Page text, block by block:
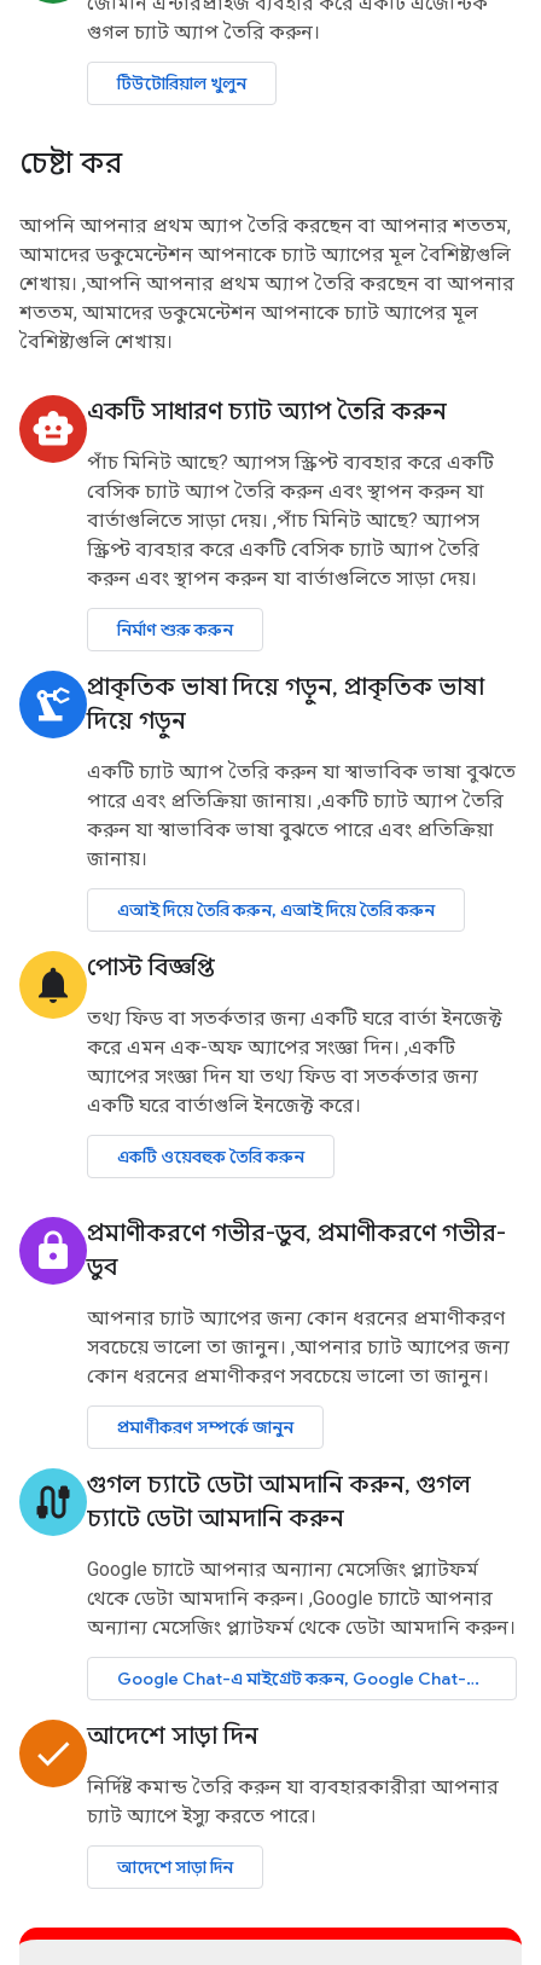
গুগল চ্যাট অ্যাপ তৈরি করুন।
টিউটোরিয়াল খুলুন
চেষ্টা কর
আপনি আপনার প্রথম অ্যাপ তৈরি করছেন বা আপনার শততম,
আমাদের ডকুমেন্টেশন আপনাকে চ্যাট অ্যাপের মূল বৈশিষ্ট্যগুলি
শেখায়। ,আপনি আপনার প্রথম অ্যাপ তৈরি করছেন বা আপনার
শততম, আমাদের ডকুমেন্টেশন আপনাকে চ্যাট অ্যাপের মূল
বৈশিষ্ট্যগুলি শেখায়।
smart_toy একটি সাধারণ চ্যাট অ্যাপ তৈরি করুন
পাঁচ মিনিট আছে? অ্যাপস স্ক্রিপ্ট ব্যবহার করে একটি
বেসিক চ্যাট অ্যাপ তৈরি করুন এবং স্থাপন করুন যা
বার্তাগুলিতে সাড়া দেয়। ,পাঁচ মিনিট আছে? অ্যাপস
স্ক্রিপ্ট ব্যবহার করে একটি বেসিক চ্যাট অ্যাপ তৈরি
করুন এবং স্থাপন করুন যা বার্তাগুলিতে সাড়া দেয়।
নির্মাণ শুরু করুন
precision_manufacturing প্রাকৃতিক ভাষা দিয়ে গড়ুন, প্রাকৃতিক ভাষা
দিয়ে গড়ুন
একটি চ্যাট অ্যাপ তৈরি করুন যা স্বাভাবিক ভাষা বুঝতে
পারে এবং প্রতিক্রিয়া জানায়। ,একটি চ্যাট অ্যাপ তৈরি
করুন যা স্বাভাবিক ভাষা বুঝতে পারে এবং প্রতিক্রিয়া
জানায়।
এআই দিয়ে তৈরি করুন, এআই দিয়ে তৈরি করুন
notifications পোস্ট বিজ্ঞপ্তি
তথ্য ফিড বা সতর্কতার জন্য একটি ঘরে বার্তা ইনজেক্ট
করে এমন এক-অফ অ্যাপের সংজ্ঞা দিন। ,একটি
অ্যাপের সংজ্ঞা দিন যা তথ্য ফিড বা সতর্কতার জন্য
একটি ঘরে বার্তাগুলি ইনজেক্ট করে।
একটি ওয়েবহুক তৈরি করুন
lock প্রমাণীকরণে গভীর-ডুব, প্রমাণীকরণে গভীর-
ডুব
আপনার চ্যাট অ্যাপের জন্য কোন ধরনের প্রমাণীকরণ
সবচেয়ে ভালো তা জানুন। ,আপনার চ্যাট অ্যাপের জন্য
কোন ধরনের প্রমাণীকরণ সবচেয়ে ভালো তা জানুন।
প্রমাণীকরণ সম্পর্কে জানুন
cable গুগল চ্যাটে ডেটা আমদানি করুন, গুগল
চ্যাটে ডেটা আমদানি করুন
Google চ্যাটে আপনার অন্যান্য মেসেজিং প্ল্যাটফর্ম
থেকে ডেটা আমদানি করুন। ,Google চ্যাটে আপনার
অন্যান্য মেসেজিং প্ল্যাটফর্ম থেকে ডেটা আমদানি করুন।
Google Chat-এ মাইগ্রেট করুন, Google Chat-এ মাইগ্রেট করুন
done আদেশে সাড়া দিন
নির্দিষ্ট কমান্ড তৈরি করুন যা ব্যবহারকারীরা আপনার
চ্যাট অ্যাপে ইস্যু করতে পারে।
আদেশে সাড়া দিন